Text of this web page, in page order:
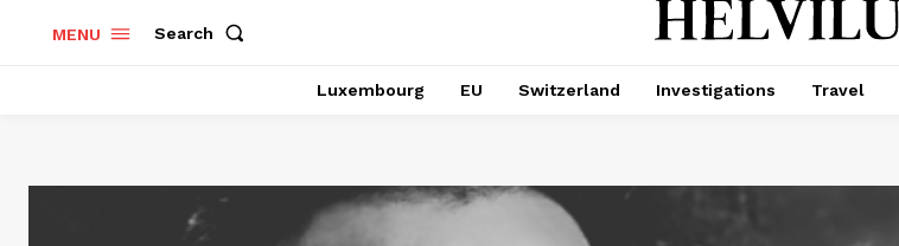
MENU Search
Luxembourg EU Switzerland Investigations Travel